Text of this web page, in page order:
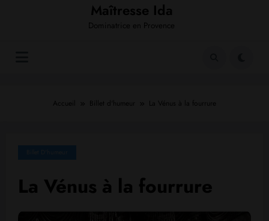
Maîtresse Ida
Dominatrice en Provence
Accueil Billet d'humeur La Vénus à la fourrure
La Vénus à la fourrure